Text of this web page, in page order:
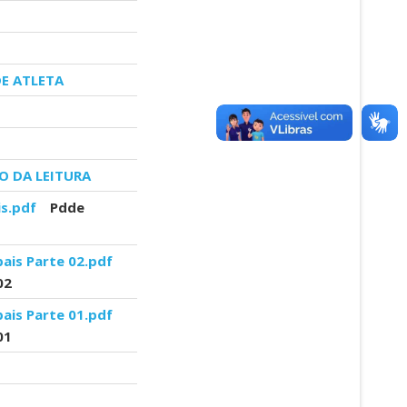
ATLETA
DA LEITURA
Pdde
Parte 02.pdf
Parte 01.pdf